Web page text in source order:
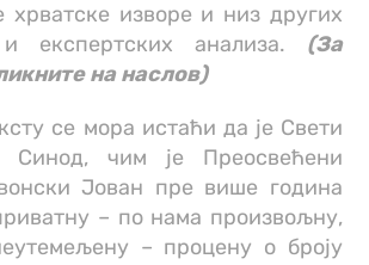
хрватске изворе и низ других
експертских анализа. (За
на наслов)
се мора истаћи да је Свети
Синод, чим је Преосвећени
Јован пре више година
– по нама произвољну,
– процену о броју